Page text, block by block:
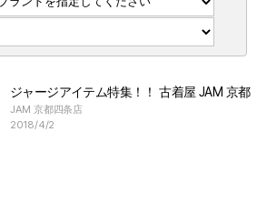
ジャージアイテム特集！！ 古着屋 JAM 京都
JAM 京都四条店
2018/4/2